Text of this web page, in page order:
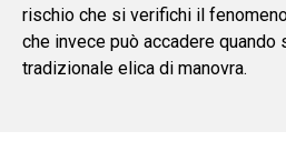
rischio che si verifichi il
che invece può accadere quando
tradizionale elica di manovra.